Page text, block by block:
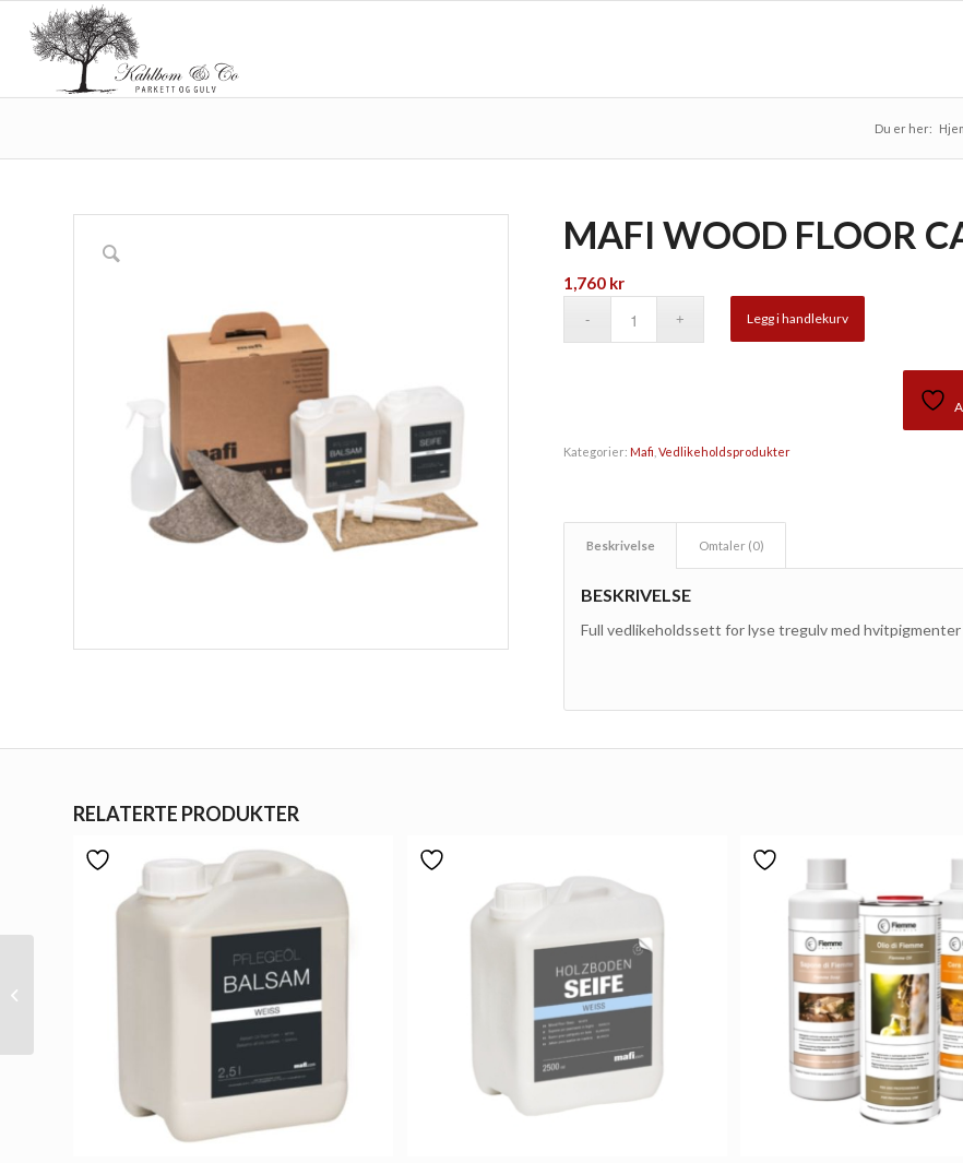
Du er her:
MAFI WOOD FLOOR
1,760 kr
Legg i handlekurv
Kategorier: Mafi ,Vedlikeholdsprodukter
Beskrivelse Omtaler (0)
BESKRIVELSE
Full vedlikeholdssett for lyse tregulv med hvitpigmenter
RELATERTE PRODUKTER